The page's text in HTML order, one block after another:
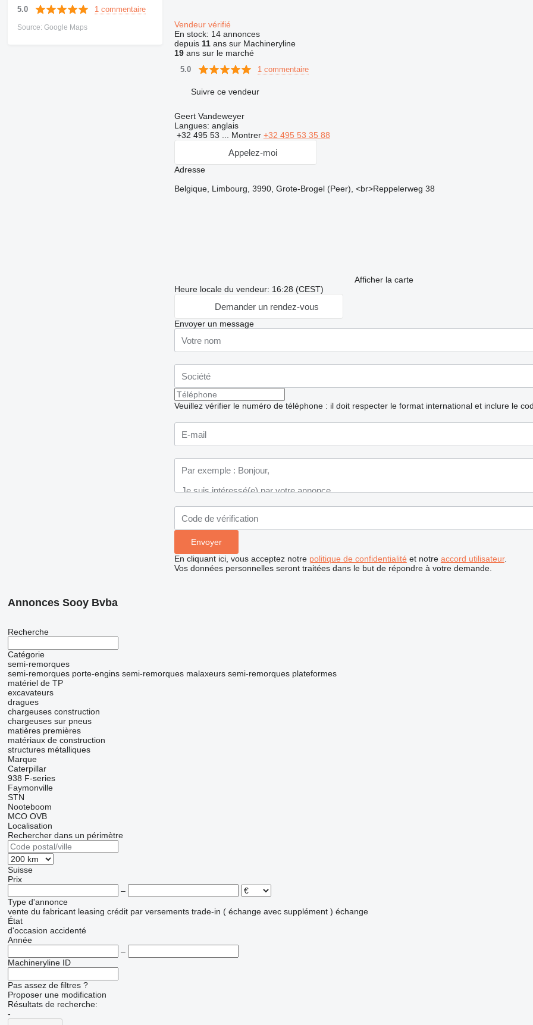
5.0 1 commentaire
Source: Google Maps
Vendeur vérifié
En stock: 14 annonces
depuis 11ans sur Machineryline
19ans sur le marché
5.0 1 commentaire
Suivre ce vendeur
Geert Vandeweyer
Langues: anglais
+32 495 53 ... Montrer +32 495 53 35 88
Appelez-moi
Adresse
Belgique, Limbourg, 3990, Grote-Brogel (Peer), <br>Reppelerweg 38
Afficher la carte
Heure locale du vendeur: 16:28 (CEST)
Demander un rendez-vous
Envoyer un message
Veuillez vérifier le numéro de téléphone : il doit respecter le format international et inclure le
En cliquant ici, vous acceptez notre politique de confidentialité et notre accord utilisateur.
Vos données personnelles seront traitées dans le but de répondre à votre demande.
Annonces Sooy Bvba
Recherche
Catégorie
semi-remorques
semi-remorques porte-engins semi-remorques malaxeurs semi-remorques plateformes
matériel de TP
excavateurs
dragues
chargeuses construction
chargeuses sur pneus
matières premières
matériaux de construction
structures métalliques
Marque
Caterpillar
938 F-series
Faymonville
STN
Nooteboom
MCO OVB
Localisation
Rechercher dans un périmètre
Suisse
Prix
–
Type d'annonce
vente du fabricant leasing crédit par versements trade-in ( échange avec supplément ) échange
État
d'occasion accidenté
Année
–
Machineryline ID
Pas assez de filtres ?
Proposer une modification
Résultats de recherche:
-